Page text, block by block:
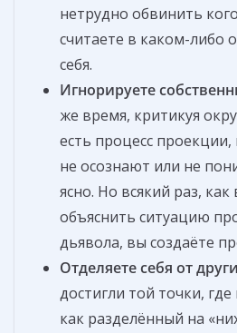
нетрудно обвинить
считаете в каком-либо
себя.
Игнорируете
же время, критикуя
есть процесс
не осознают или не
ясно. Но всякий раз,
объяснить ситуацию
дьявола, вы создаёте
Отделяете себя от
достигли той точки,
как разделённый на